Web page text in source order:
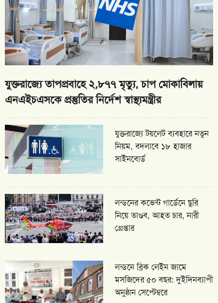
যুক্তরাজ্যে তাপপ্রবাহে ২,৮৭৭ মৃত্যু, চাপ মোকাবিলায়
এনএইচএসকে প্রস্তুতির নির্দেশ স্বাস্থ্যমন্ত্রীর
যুক্তরাজ্যে টয়লেট ব্যবহারে নতুন
নিয়ম, বদলাবে ১৮ হাজার
সাইনবোর্ড
লন্ডনের কভেন্ট গার্ডেনে ছুরি
নিয়ে তাণ্ডব, আহত চার, নারী
গ্রেপ্তার
লন্ডনে ব্রিক লেইন জামে
মসজিদের ৫০ বছর: দুইদিনব্যাপী
অনুষ্ঠান সেপ্টেম্বরে